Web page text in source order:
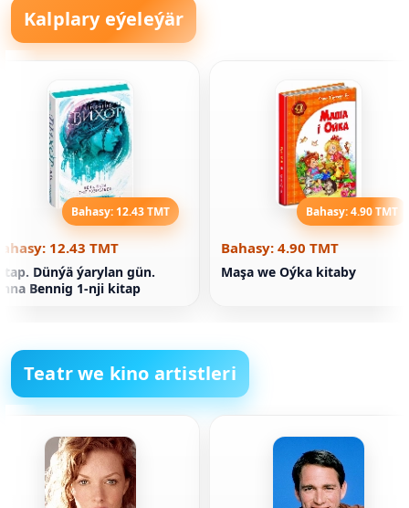
Kalplary eýeleýär
Bahasy: 12.43 TMT
12.43 TMT
Dünýä ýarylan gün.
Bennig 1-nji kitap
Bahasy: 4.90 TMT
Bahasy: 4.90 TMT
Maşa we Oýka kitaby
Teatr we kino artistleri